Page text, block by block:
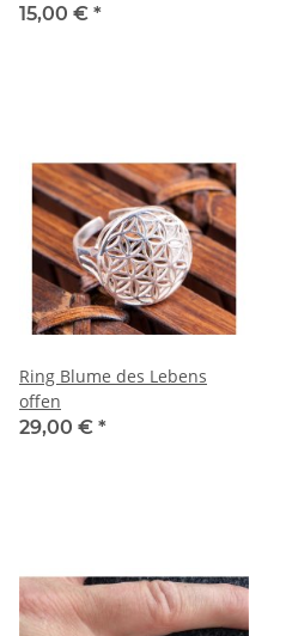
15,00 € *
Ring Blume des Lebens
offen
29,00 € *